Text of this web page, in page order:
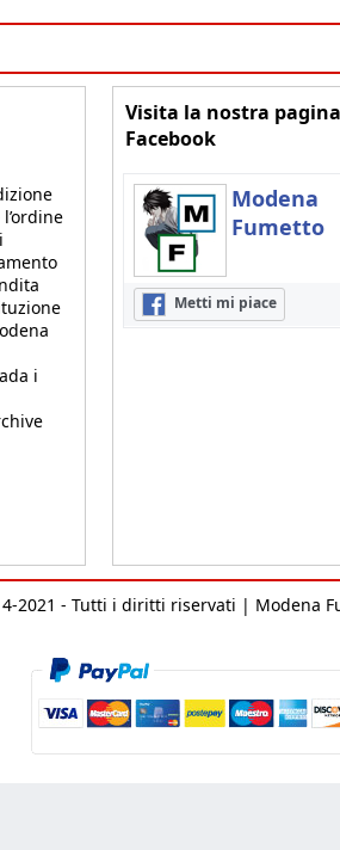
i
Visita la nostra pagina
Facebook
Modena
Fumetto
Metti mi piace
2021 - Tutti i diritti riservati | Modena